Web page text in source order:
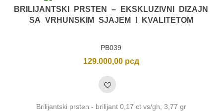
BRILIJANTSKI PRSTEN – EKSKLUZIVNI DIZAJN
SA VRHUNSKIM SJAJEM I KVALITETOM
PB039
129.000,00 рсд
Brilijantski prsten - brilijant 0,17 ct vs/gh, 3,77 gr